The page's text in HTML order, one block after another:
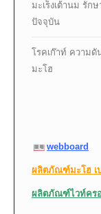
มะเร็งเต้านม รัก
ปัจจุบัน
โรคเก๊าท์ ความดั
มะโฮ
webboard
ผลิตภัณฑ์มะโฮ เ
ผลิตภัณฑ์ไวท์ครอ